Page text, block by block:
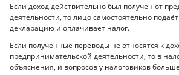
Если доход действительно был получен от
деятельности, то лицо самостоятельно
декларацию и оплачивает налог.
Если полученные переводы не относятся к
предпринимательской деятельности, то в
объяснения, и вопросов у налоговиков